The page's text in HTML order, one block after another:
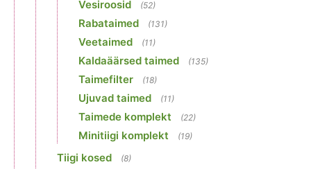
Vesiroosid (52)
Rabataimed (131)
Veetaimed (11)
Kaldaäärsed taimed (135)
Taimefilter (18)
Ujuvad taimed (11)
Taimede komplekt (22)
Minitiigi komplekt (19)
Tiigi kosed (8)